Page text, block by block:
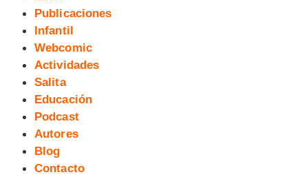
Publicaciones
Infantil
Webcomic
Actividades
Salita
Educación
Podcast
Autores
Blog
Contacto